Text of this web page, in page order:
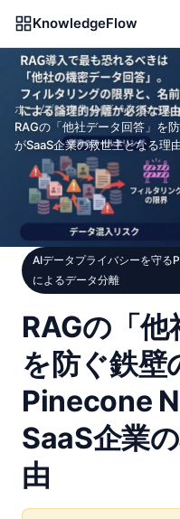
KnowledgeFlow
ホーム/ベクトルデータベース
RAGの「他社データ回答」を
がSaaS企業の救世主となる理
AIデータプライバシーを守る
によるデータ分離
RAGの「他
を防ぐ鉄壁
Pinecone
SaaS企業
由